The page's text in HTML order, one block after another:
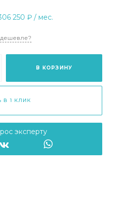
250 ₽ / мес.
В КОРЗИНУ
В 1 КЛИК
эксперту